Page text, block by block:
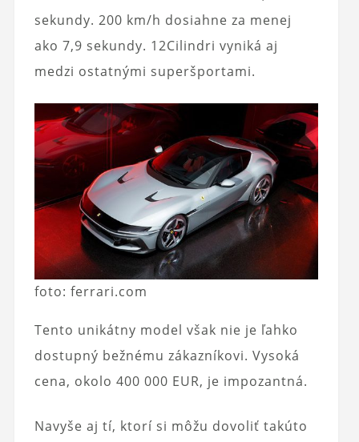
sekundy. 200 km/h dosiahne za menej
ako 7,9 sekundy. 12Cilindri vyniká aj
medzi ostatnými superšportami.
foto: ferrari.com
Tento unikátny model však nie je ľahko
dostupný bežnému zákazníkovi. Vysoká
cena, okolo 400 000 EUR, je impozantná.
Navyše aj tí, ktorí si môžu dovoliť takúto